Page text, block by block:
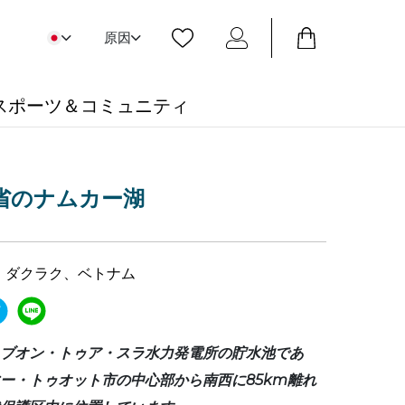
原因
ポーツ＆コミュニティ
のナムカー湖
ダクラク、ベトナム
オン・トゥア・スラ水力発電所の貯水池であ
・トゥオット市の中心部から南西に85km離れ